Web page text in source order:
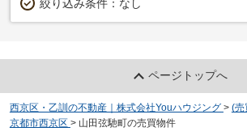
絞り込み条件： なし
ページトップへ
西京区・乙訓の不動産｜株式会社Youハウジング > (売
京都市西京区 > 山田弦馳町の売買物件